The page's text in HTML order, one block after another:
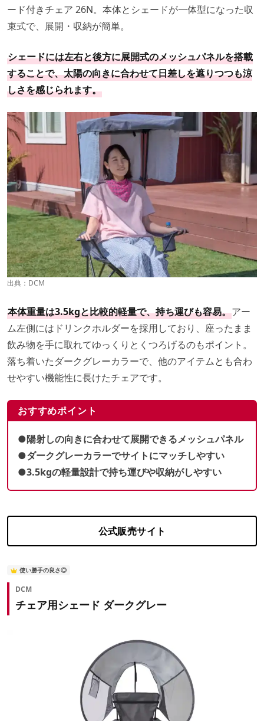
ード付きチェア 26N。本体とシェードが一体型になった収
束式で、展開・収納が簡単。
シェードには左右と後方に展開式のメッシュパネルを搭載
することで、太陽の向きに合わせて日差しを遮りつつも涼
しさを感じられます。
出典： DCM
本体重量は3.5kgと比較的軽量で、持ち運びも容易。アー
ム左側にはドリンクホルダーを採用しており、座ったまま
飲み物を手に取れてゆっくりとくつろげるのもポイント。
落ち着いたダークグレーカラーで、他のアイテムとも合わ
せやすい機能性に長けたチェアです。
おすすめポイント
●陽射しの向きに合わせて展開できるメッシュパネル
●ダークグレーカラーでサイトにマッチしやすい
●3.5kgの軽量設計で持ち運びや収納がしやすい
公式販売サイト
使い勝手の良さ◎
DCM
チェア用シェード ダークグレー